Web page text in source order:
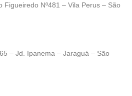
Figueiredo Nº481 – Vila Perus – São
– Jd. Ipanema – Jaraguá – São